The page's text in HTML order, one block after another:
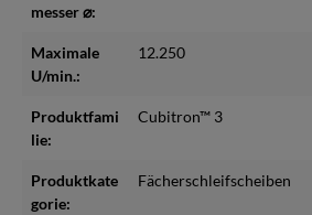
messer ⌀:
Maximale
U/min.:
12.250
Produktfami
lie:
Cubitron™ 3
Produktkate
gorie:
Fächerschleifscheiben